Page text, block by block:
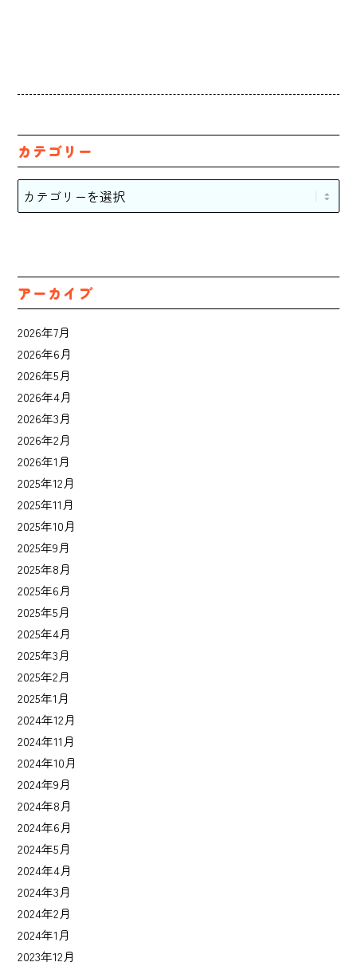
カテゴリー
カ
テ
アーカイブ
2026年7月
2026年6月
2026年5月
2026年4月
2026年3月
2026年2月
2026年1月
2025年12月
2025年11月
2025年10月
2025年9月
2025年8月
2025年6月
2025年5月
2025年4月
2025年3月
2025年2月
2025年1月
2024年12月
2024年11月
2024年10月
2024年9月
2024年8月
2024年6月
2024年5月
2024年4月
2024年3月
2024年2月
2024年1月
2023年12月